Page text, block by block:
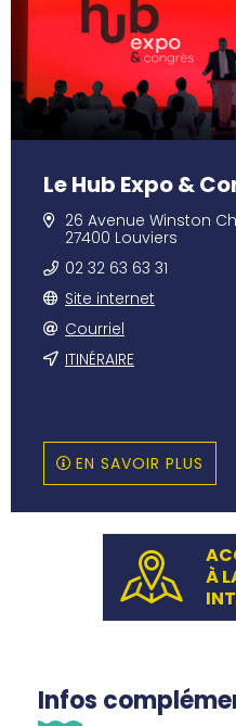
Le Hub Expo &
26 Avenue Winston
27400 Louviers
02 32 63 63 31
Site internet
Courriel
ITINÉRAIRE
EN SAVOIR PLUS
À
Infos